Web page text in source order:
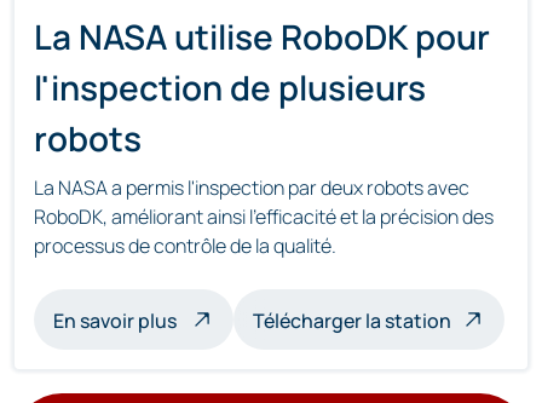
La NASA utilise RoboDK pour
l'inspection de plusieurs
robots
La NASA a permis l'inspection par deux robots avec
RoboDK, améliorant ainsi l'efficacité et la précision des
processus de contrôle de la qualité.
En savoir plusà propos de l'inspection multi-robots
Télécharger la station